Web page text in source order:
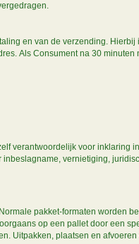
en van de verzending. Hierbij
Als Consument na 30 minuten
verantwoordelijk voor inklaring
vernietiging,
pakket-formaten worden
op een pallet door een
Uitpakken, plaatsen en afvoeren